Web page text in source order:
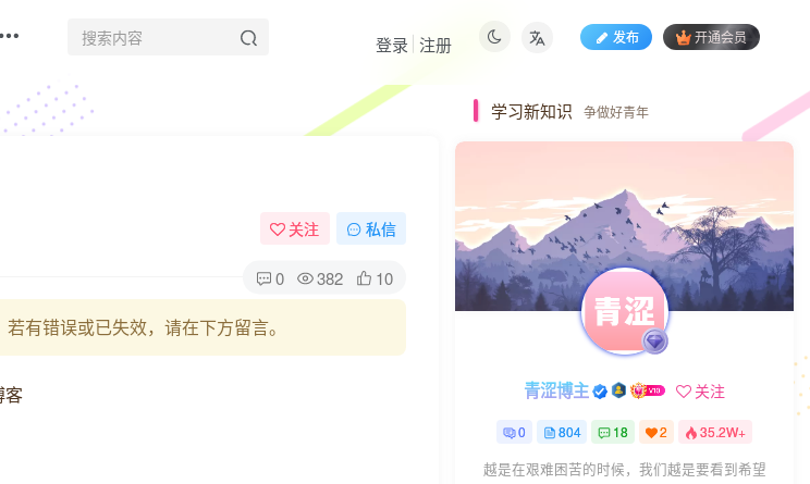
发布 开通会员
登录 注册
关注 私信
0 382 10
有错误或已失效，请在下方留言。
学习新知识 争做好青年
青涩博主 关注
0 804 18 2 35.2W+
越是在艰难困苦的时候，我们越是要看到希望